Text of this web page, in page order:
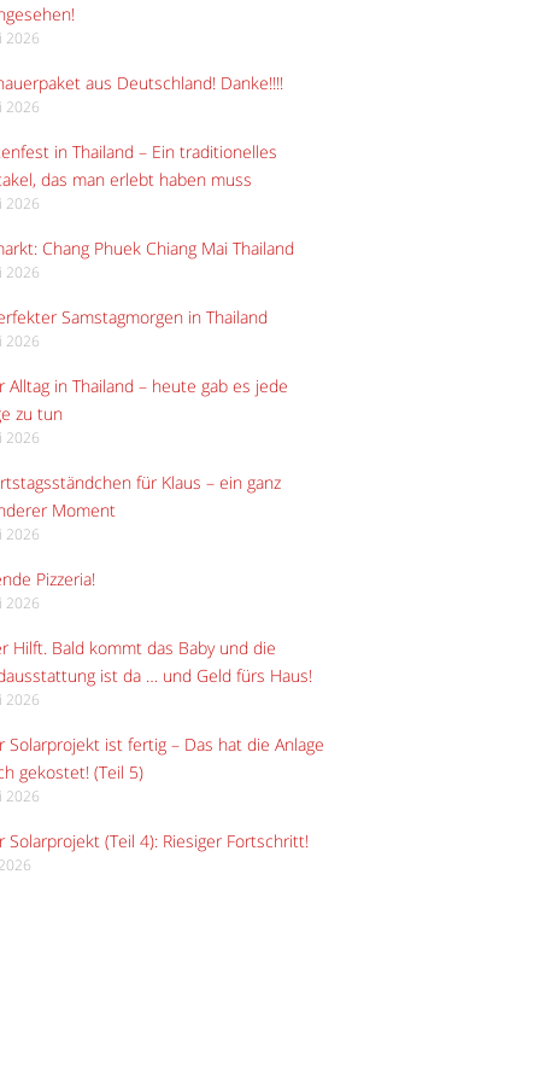
2026
aus Deutschland! Danke!!!!
2026
in Thailand – Ein traditionelles
das man erlebt haben muss
2026
Chang Phuek Chiang Mai Thailand
2026
Samstagmorgen in Thailand
2026
Alltag in Thailand – heute gab es jede
zu tun
2026
für Klaus – ein ganz
Moment
2026
Pizzeria!
2026
Hilft. Bald kommt das Baby und die
ist da … und Geld fürs Haus!
2026
Solarprojekt ist fertig – Das hat die Anlage
gekostet! (Teil 5)
2026
Solarprojekt (Teil 4): Riesiger Fortschritt!